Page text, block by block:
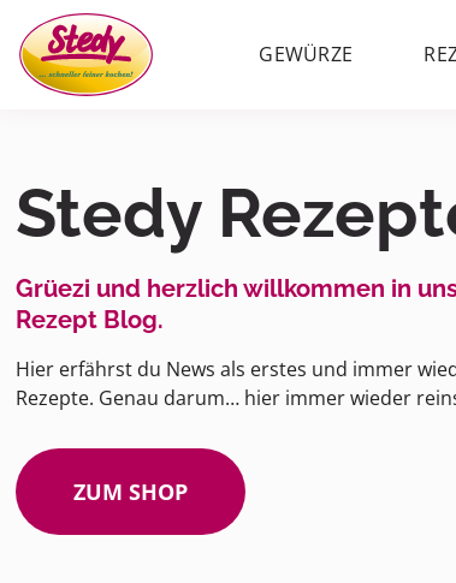
GEWÜRZE
Stedy
Grüezi und herzlich willkommen in
Rezept Blog.
Hier erfährst du News als erstes und immer
Rezepte. Genau darum… hier immer wieder
ZUM SHOP